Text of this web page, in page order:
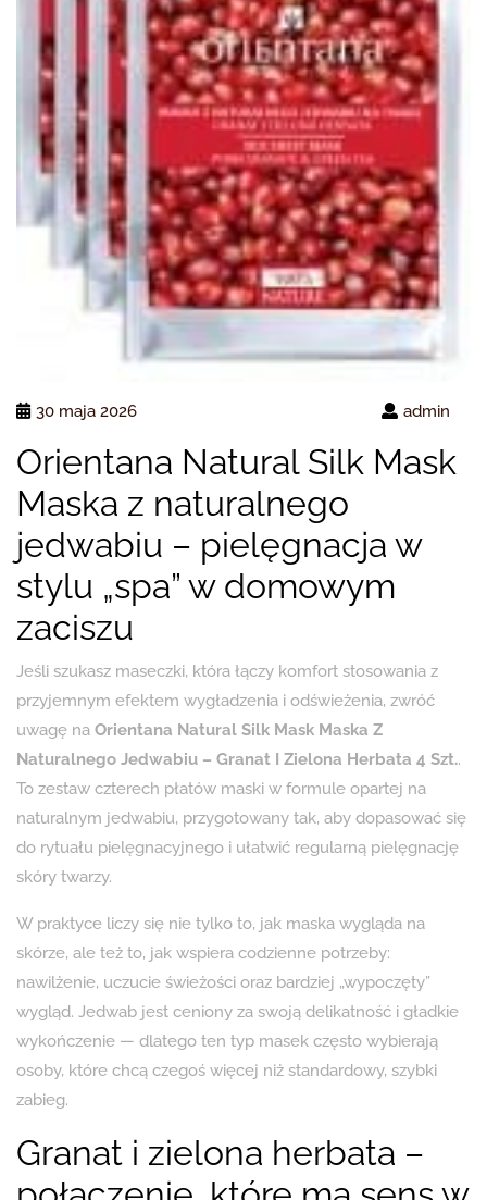
30 maja 2026 admin
Orientana Natural Silk Mask
Maska z naturalnego
jedwabiu – pielęgnacja w
stylu „spa” w domowym
zaciszu
Jeśli szukasz maseczki, która łączy komfort stosowania z
przyjemnym efektem wygładzenia i odświeżenia, zwróć
uwagę na Orientana Natural Silk Mask Maska Z
Naturalnego Jedwabiu – Granat I Zielona Herbata 4 Szt..
To zestaw czterech płatów maski w formule opartej na
naturalnym jedwabiu, przygotowany tak, aby dopasować się
do rytuału pielęgnacyjnego i ułatwić regularną pielęgnację
skóry twarzy.
W praktyce liczy się nie tylko to, jak maska wygląda na
skórze, ale też to, jak wspiera codzienne potrzeby:
nawilżenie, uczucie świeżości oraz bardziej „wypoczęty”
wygląd. Jedwab jest ceniony za swoją delikatność i gładkie
wykończenie — dlatego ten typ masek często wybierają
osoby, które chcą czegoś więcej niż standardowy, szybki
zabieg.
Granat i zielona herbata –